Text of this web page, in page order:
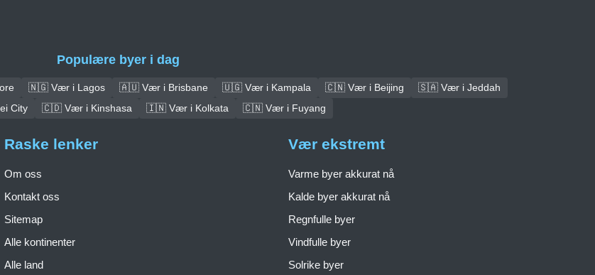
Populære byer i dag
🇳🇬 Vær i Lagos 🇦🇺 Vær i Brisbane 🇺🇬 Vær i Kampala 🇨🇳 Vær i Beijing
🇸🇦 Vær i Jeddah
City
🇨🇩 Vær i Kinshasa 🇮🇳 Vær i Kolkata 🇨🇳 Vær i Fuyang
Raske lenker
Om oss
Kontakt oss
Sitemap
Alle kontinenter
Alle land
Vær ekstremt
Varme byer akkurat nå
Kalde byer akkurat nå
Regnfulle byer
Vindfulle byer
Solrike byer